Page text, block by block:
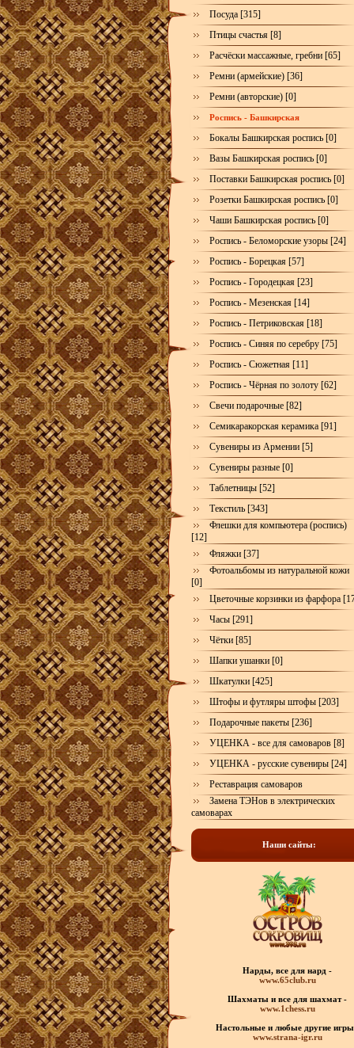
Посуда [315]
Птицы счастья [8]
Расчёски массажные, гребни [65]
Ремни (армейские) [36]
Ремни (авторские) [0]
Роспись - Башкирская
Бокалы Башкирская роспись [0]
Вазы Башкирская роспись [0]
Поставки Башкирская роспись [0]
Розетки Башкирская роспись [0]
Чаши Башкирская роспись [0]
Роспись - Беломорские узоры [24]
Роспись - Борецкая [57]
Роспись - Городецкая [23]
Роспись - Мезенская [14]
Роспись - Петриковская [18]
Роспись - Синяя по серебру [75]
Роспись - Сюжетная [11]
Роспись - Чёрная по золоту [62]
Свечи подарочные [82]
Семикаракорская керамика [91]
Сувениры из Армении [5]
Сувениры разные [0]
Таблетницы [52]
Текстиль [343]
Флешки для компьютера (роспись)
[12]
Фляжки [37]
Фотоальбомы из натуральной кожи
[0]
Цветочные корзинки из фарфора
Часы [291]
Чётки [85]
Шапки ушанки [0]
Шкатулки [425]
Штофы и футляры штофы [203]
Подарочные пакеты [236]
УЦЕНКА - все для самоваров [8]
УЦЕНКА - русские сувениры [24]
Реставрация самоваров
Замена ТЭНов в электрических
самоварах
Наши сайты:
Нарды, все для нард -
www.65club.ru
Шахматы и все для шахмат -
www.1chess.ru
Настольные и любые другие
www.strana-igr.ru